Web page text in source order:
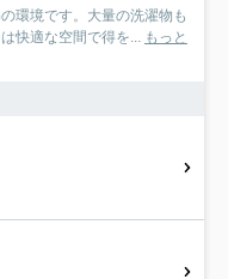
環境です。大量の洗濯物も
快適な空間で得を... もっと